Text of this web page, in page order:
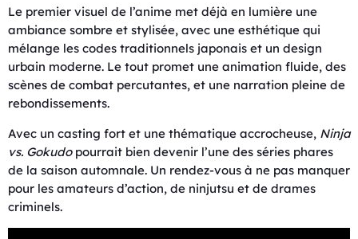
Le premier visuel de l’anime met déjà en lumière une
ambiance sombre et stylisée, avec une esthétique qui
mélange les codes traditionnels japonais et un design
urbain moderne. Le tout promet une animation fluide, des
scènes de combat percutantes, et une narration pleine de
rebondissements.
Avec un casting fort et une thématique accrocheuse, Ninja
vs. Gokudopourrait bien devenir l’une des séries phares
de la saison automnale. Un rendez-vous à ne pas manquer
pour les amateurs d’action, de ninjutsu et de drames
criminels.